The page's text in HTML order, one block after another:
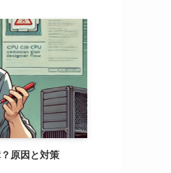
原因と対策